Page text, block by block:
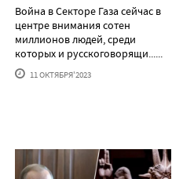
Война в Секторе Газа сейчас в
центре внимания сотен
миллионов людей, среди
которых и русскоговорящи......
11 ОКТЯБРЯ'2023